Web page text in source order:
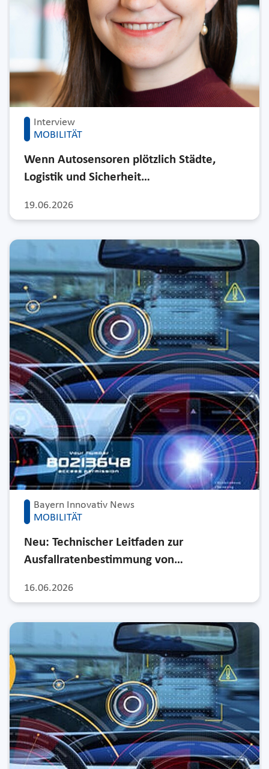
Interview
MOBILITÄT
19.06.2026
Wenn Autosensoren plötzlich Städte,
Logistik und Sicherheit…
Bayern Innovativ News
MOBILITÄT
16.06.2026
Neu: Technischer Leitfaden zur
Ausfallratenbestimmung von…